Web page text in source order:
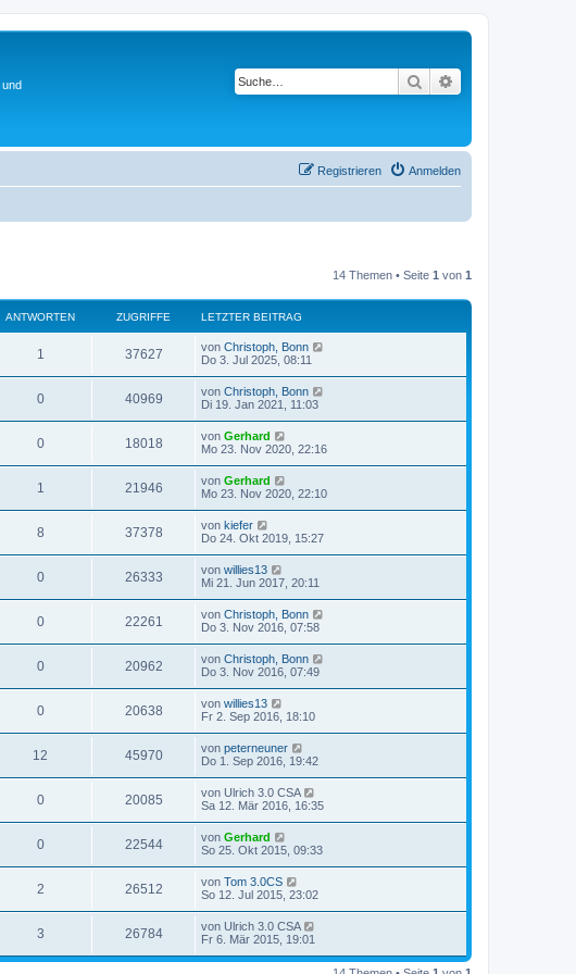
und
Suche
Anmelden
Registrieren
14 Themen • Seite 1 von 1
ANTWORTEN ZUGRIFFE LETZTER BEITRAG
1 37627 von Christoph, Bonn
Do 3. Jul 2025, 08:11
0 40969 von Christoph, Bonn
Di 19. Jan 2021, 11:03
0 18018 von Gerhard
Mo 23. Nov 2020, 22:16
1 21946 von Gerhard
Mo 23. Nov 2020, 22:10
8 37378 von kiefer
Do 24. Okt 2019, 15:27
0 26333 von willies13
Mi 21. Jun 2017, 20:11
0 22261 von Christoph, Bonn
Do 3. Nov 2016, 07:58
0 20962 von Christoph, Bonn
Do 3. Nov 2016, 07:49
0 20638 von willies13
Fr 2. Sep 2016, 18:10
12 45970 von peterneuner
Do 1. Sep 2016, 19:42
0 20085 von Ulrich 3.0 CSA
Sa 12. Mär 2016, 16:35
0 22544 von Gerhard
So 25. Okt 2015, 09:33
2 26512 von Tom 3.0CS
So 12. Jul 2015, 23:02
3 26784 von Ulrich 3.0 CSA
Fr 6. Mär 2015, 19:01